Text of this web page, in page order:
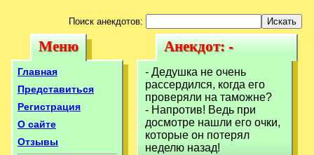
Поиск анекдотов:
Меню
Меню
Главная
Представиться
Регистрация
О сайте
Отзывы
Анекдот: -
Дедушка не очень
рассердился,
когда
Анекдот: -
Дедушка не очень
рассердился,
когда
- Дедушка не очень
рассердился, когда его
проверяли на таможне?
- Напротив! Ведь при
досмотре нашли его очки,
которые он потерял
неделю назад!